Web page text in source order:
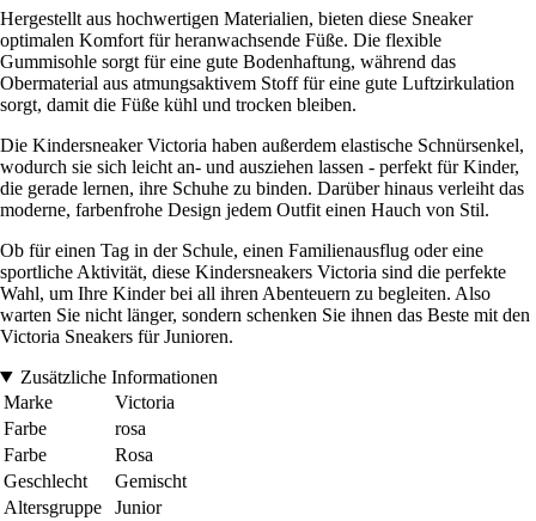
Hergestellt aus hochwertigen Materialien, bieten diese Sneaker
optimalen Komfort für heranwachsende Füße. Die flexible
Gummisohle sorgt für eine gute Bodenhaftung, während das
Obermaterial aus atmungsaktivem Stoff für eine gute Luftzirkulation
sorgt, damit die Füße kühl und trocken bleiben.
Die Kindersneaker Victoria haben außerdem elastische Schnürsenkel,
wodurch sie sich leicht an- und ausziehen lassen - perfekt für Kinder,
die gerade lernen, ihre Schuhe zu binden. Darüber hinaus verleiht das
moderne, farbenfrohe Design jedem Outfit einen Hauch von Stil.
Ob für einen Tag in der Schule, einen Familienausflug oder eine
sportliche Aktivität, diese Kindersneakers Victoria sind die perfekte
Wahl, um Ihre Kinder bei all ihren Abenteuern zu begleiten. Also
warten Sie nicht länger, sondern schenken Sie ihnen das Beste mit den
Victoria Sneakers für Junioren.
Zusätzliche Informationen
Marke
Victoria
Farbe
rosa
Farbe
Rosa
Geschlecht
Gemischt
Altersgruppe
Junior